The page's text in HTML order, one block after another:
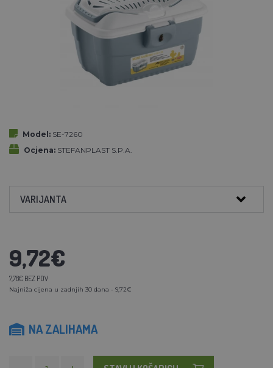
Model: SE-7260
Ocjena: STEFANPLAST S.P.A.
VARIJANTA
9,72€
7,78€ BEZ PDV
Najniža cijena u zadnjih 30 dana - 9,72€
NA ZALIHAMA